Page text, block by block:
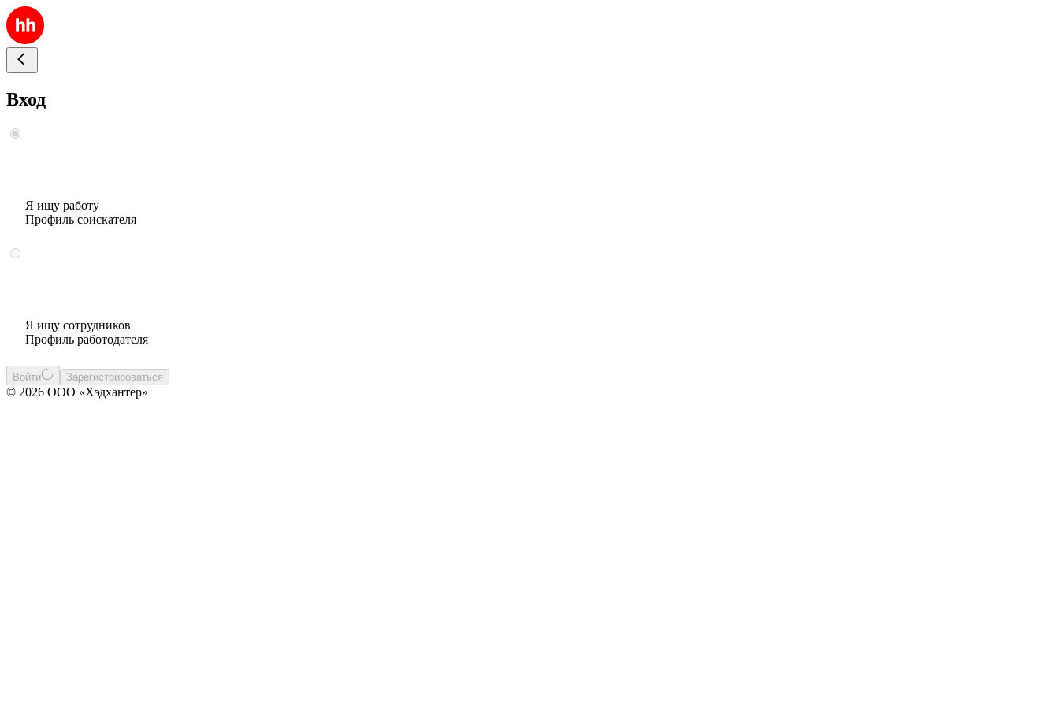
Вход
Я ищу работу
Профиль соискателя
Я ищу сотрудников
Профиль работодателя
Войти Зарегистрироваться
© 2026 ООО «Хэдхантер»